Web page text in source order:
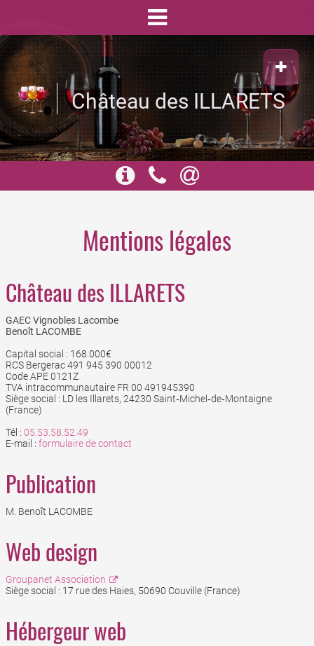
Château des ILLARETS
Mentions légales
Château des ILLARETS
GAEC Vignobles Lacombe
Benoît LACOMBE
Capital social : 168.000€
RCS Bergerac 491 945 390 00012
Code APE 0121Z
TVA intracommunautaire FR 00 491945390
Siège social : LD les Illarets, 24230 Saint‐Michel‐de‐Montaigne
(France)
Tél : 05.53.58.52.49
E-mail : formulaire de contact
Publication
M. Benoît LACOMBE
Web design
Groupanet Association
Siège social : 17 rue des Haies, 50690 Couville (France)
Hébergeur web